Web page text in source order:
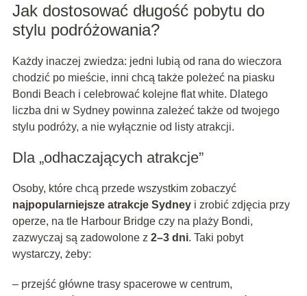
Jak dostosować długość pobytu do
stylu podróżowania?
Każdy inaczej zwiedza: jedni lubią od rana do wieczora
chodzić po mieście, inni chcą także poleżeć na piasku
Bondi Beach i celebrować kolejne flat white. Dlatego
liczba dni w Sydney powinna zależeć także od twojego
stylu podróży, a nie wyłącznie od listy atrakcji.
Dla „odhaczających atrakcje”
Osoby, które chcą przede wszystkim zobaczyć
najpopularniejsze atrakcje Sydneyi zrobić zdjęcia przy
operze, na tle Harbour Bridge czy na plaży Bondi,
zazwyczaj są zadowolone z 2–3 dni. Taki pobyt
wystarczy, żeby:
– przejść główne trasy spacerowe w centrum,